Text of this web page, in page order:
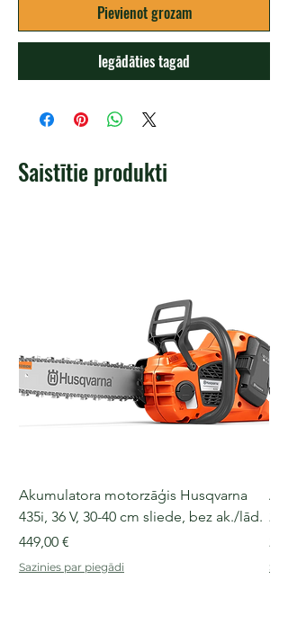
Pievienot grozam
Iegādāties tagad
Saistītie produkti
Akumulatora motorzāģis Husqvarna
435i, 36 V, 30-40 cm sliede, bez ak./lād.
Cena
449,00 €
Sazinies par piegādi